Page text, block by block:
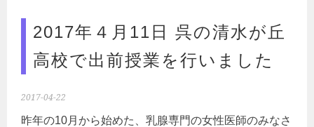
2017年４月11日 呉の清水が丘
高校で出前授業を行いました
2017-04-22
昨年の10月から始めた、乳腺専門の女性医師のみなさ